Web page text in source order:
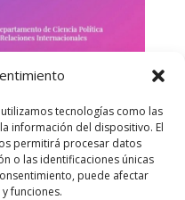
tecnologías como las
información del dispositivo. El
permitirá procesar datos
o las identificaciones únicas
puede afectar
funciones.